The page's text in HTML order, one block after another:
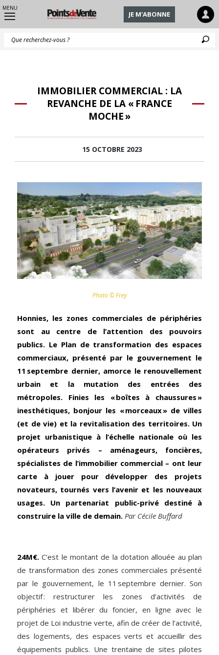
MENU
JE M'ABONNE
IMMOBILIER COMMERCIAL : LA
REVANCHE DE LA « FRANCE
MOCHE »
15 OCTOBRE 2023
Photo © Frey
Honnies, les zones commerciales de périphéries
sont au centre de l’attention des pouvoirs
publics. Le Plan de transformation des espaces
commerciaux, présenté par le gouvernement le
11 septembre dernier, amorce le renouvellement
urbain et la mutation des entrées des
métropoles. Finies les « boîtes à chaussures »
inesthétiques, bonjour les « morceaux » de villes
(et de vie) et la revitalisation des territoires. Un
projet urbanistique à l’échelle nationale où les
opérateurs privés – aménageurs, foncières,
spécialistes de l’immobilier commercial – ont leur
carte à jouer pour développer des projets
novateurs, tournés vers l’avenir et les nouveaux
usages. Un partenariat public-privé destiné à
construire la ville de demain. Par Cécile Buffard
24M€. C’est le montant de la dotation allouée au plan
de transformation des zones commerciales présenté
par le gouvernement, le 11 septembre dernier. Son
objectif : restructurer les zones d’activités de
périphéries et libérer du foncier, en ligne avec le
projet de Loi industrie verte, afin de créer de l’activité,
des logements, des espaces verts et accueillir des
équipements publics. Une trentaine de sites pilotes